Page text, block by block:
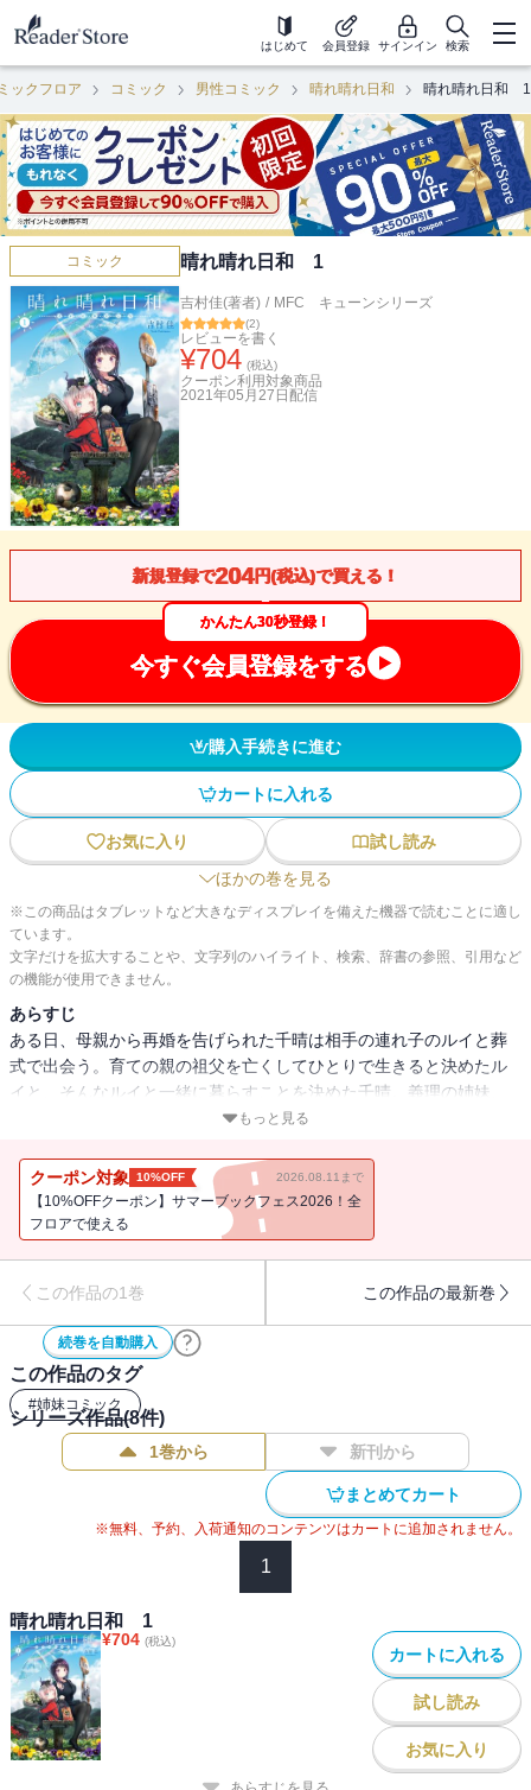
はじめて 会員登録 サインイン 検索
ックフロア コミック 男性コミック 晴れ晴れ日和 晴れ晴れ日和 1
コミック 晴れ晴れ日和 1
吉村佳(著者) / MFC キューンシリーズ
(2)
レビューを書く
¥704 (税込)
クーポン利用対象商品
2021年05月27日 配信
新規登録で204円(税込)で買える！
かんたん30秒登録！
今すぐ会員登録をする
購入手続きに進む
カートに入れる
お気に入り
試し読み
ほかの巻を見る
※この商品はタブレットなど大きなディスプレイを備えた機器で読むことに適し
ています。
文字だけを拡大することや、文字列のハイライト、検索、辞書の参照、引用など
の機能が使用できません。
あらすじ
ある日、母親から再婚を告げられた千晴は相手の連れ子のルイと葬
式で出会う。育ての親の祖父を亡くしてひとりで生きると決めたル
イと、そんなルイと一緒に暮らすことを決めた千晴。義理の姉妹、
もっと見る
クーポン対象 10%OFF 2026.08.11まで
【10%OFFクーポン】サマーブックフェス2026！全
フロアで使える
この作品の1巻 この作品の最新巻
続巻を自動購入
この作品のタグ
#姉妹コミック
シリーズ作品(8件)
1巻から 新刊から
まとめてカート
※無料、予約、入荷通知のコンテンツはカートに追加されません。
1
晴れ晴れ日和 1
¥704 (税込)
カートに入れる
試し読み
お気に入り